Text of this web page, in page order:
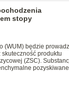
stopy
(WUM) będzie
produktu
(ZSC).